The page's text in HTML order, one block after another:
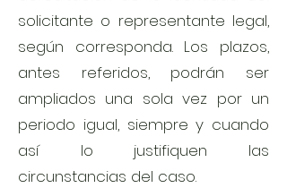
solicitante o representante legal,
según corresponda. Los plazos,
antes referidos, podrán ser
ampliados una sola vez por un
periodo igual, siempre y cuando
así lo justifiquen las
circunstancias del caso.